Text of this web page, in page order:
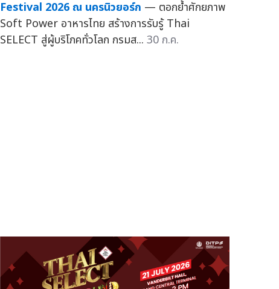
Festival 2026 ณ นครนิวยอร์ก — ตอกย้ำศักยภาพ
Soft Power อาหารไทย สร้างการรับรู้ Thai
SELECT สู่ผู้บริโภคทั่วโลก กรมส... 30 ก.ค.